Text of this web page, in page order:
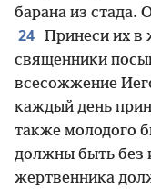
барана из стада.
24 Принеси их в
священники
всесожжение
каждый день
также молодого
должны быть без
жертвенника